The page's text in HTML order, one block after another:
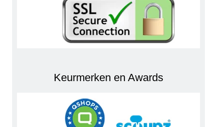
Keurmerken en Awards